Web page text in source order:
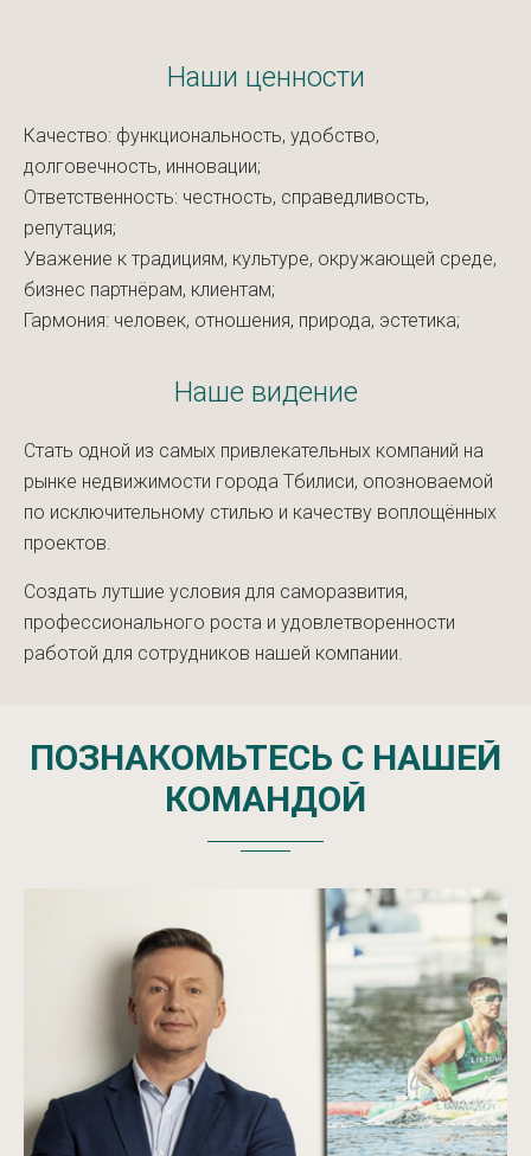
Наши ценности
Качество: функциональность, удобство,
долговечность, инновации;
Ответственность: честность, справедливость,
репутация;
Уважение к традициям, культуре, окружающей среде,
бизнес партнёрам, клиентам;
Гармония: человек, отношения, природа, эстетика;
Наше видение
Стать одной из самых привлекательных компаний на
рынке недвижимости города Тбилиси, опозноваемой
по исключительному стилью и качеству воплощённых
проектов.
Создать лутшие условия для саморазвития,
профессионального роста и удовлетворенности
работой для сотрудников нашей компании.
ПОЗНАКОМЬТЕСЬ С НАШЕЙ
КОМАНДОЙ